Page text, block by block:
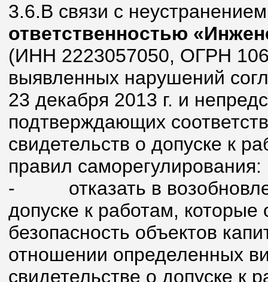
3.6.В связи с
ответственностью
(ИНН 2223057050, ОГРН
выявленных нарушений
23 декабря 2013 г. и
подтверждающих
свидетельств о допуске к
правил саморегулирования:
-
отказать в
допуске к работам,
безопасность объектов
отношении определенных
свидетельстве о допуске